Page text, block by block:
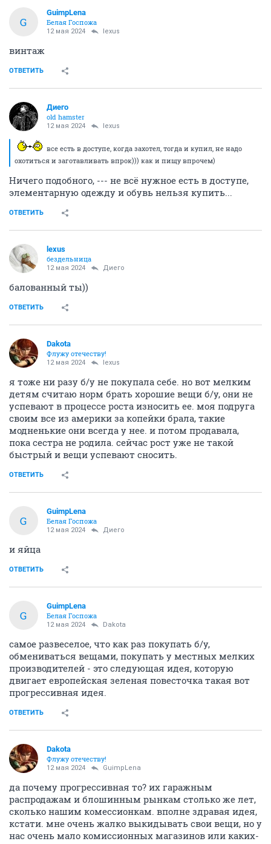
G
GuimpLena
Белая Госпожа
12 мая 2024 lexus
винтаж
ОТВЕТИТЬ
Диего
old hamster
12 мая 2024 lexus
все есть в доступе, когда захотел, тогда и купил, не надо
охотиться и заготавливать впрок))) как и пищу впрочем)
Ничего подобного, --- не всё нужное есть в доступе,
элементарную одежду и обувь нельзя купить...
ОТВЕТИТЬ
lexus
бездельница
12 мая 2024 Диего
балованный ты))
ОТВЕТИТЬ
Dаkota
Флужу отечеству!
12 мая 2024 lexus
я тоже ни разу б/у не покупала себе. но вот мелким
детям считаю норм брать хорошие вещи б/у, они не
успевают в процессе роста износить ее. моя подруга
своим все из америки за копейки брала, такие
модненькие они всегда у нее. и потом продавала,
пока сестра не родила. сейчас рост уже не такой
быстрый и вещи успевают сносить.
ОТВЕТИТЬ
G
GuimpLena
Белая Госпожа
12 мая 2024 Диего
и яйца
ОТВЕТИТЬ
G
GuimpLena
Белая Госпожа
12 мая 2024 Dаkota
самое развеселое, что как раз покупать б/у,
обмениваться вещами, покупать у местных мелких
производителей - это следующая идея, которую
двигает европейская зеленая повесточка такая вот
прогрессивная идея.
ОТВЕТИТЬ
Dаkota
Флужу отечеству!
12 мая 2024 GuimpLena
да почему прогрессивная то? их гаражным
распродажам и блошинным рынкам столько же лет,
сколько нашим комессионкам. вполне здравая идея,
кстати. мне очень жалко выкидывать свои вещи, но у
нас очень мало комиссионных магазинов или каких-